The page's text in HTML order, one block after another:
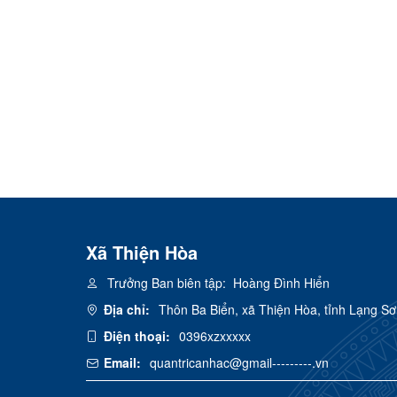
Xã Thiện Hòa
Trưởng Ban biên tập: Hoàng Đình Hiển
Địa chỉ: Thôn Ba Biển, xã Thiện Hòa, tỉnh Lạng
Điện thoại: 0396xzxxxxx
Email: quantricanhac@gmail---------.vn